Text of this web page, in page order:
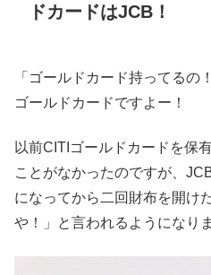
ドカードはJCB！
「ゴールドカード持ってるの
ゴールドカードですよー！
以前CITIゴールドカードを保
ことがなかったのですが、
になってから二回財布を開け
や！」と言われるようになり